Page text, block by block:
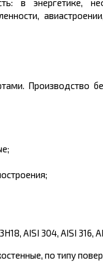
в энергетике,
Производство
AISI 304, AISI 316,
по типу